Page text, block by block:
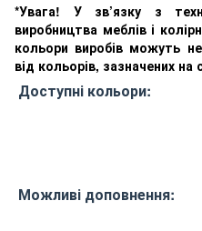
*Увага! У зв’язку з
виробництва меблів і
кольори виробів можуть
від кольорів, зазначених на
Доступні кольори:
Можливі доповнення: